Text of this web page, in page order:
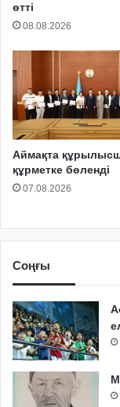
өтті
08.08.2026
Аймақта
құрметке бөленді
07.08.2026
Соңғы